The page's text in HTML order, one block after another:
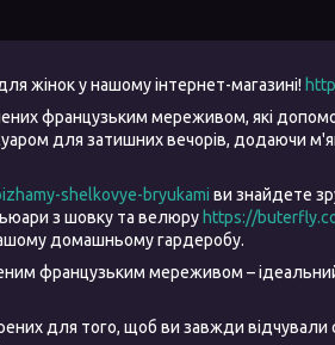
жінок у нашому інтернет-магазині!
французьким мереживом, які
для затишних вечорів, додаючи
shelkovye-bryukami ви знайдете
з шовку та велюру https://
домашньому гардеробу.
французьким мереживом –
для того, щоб ви завжди відчували